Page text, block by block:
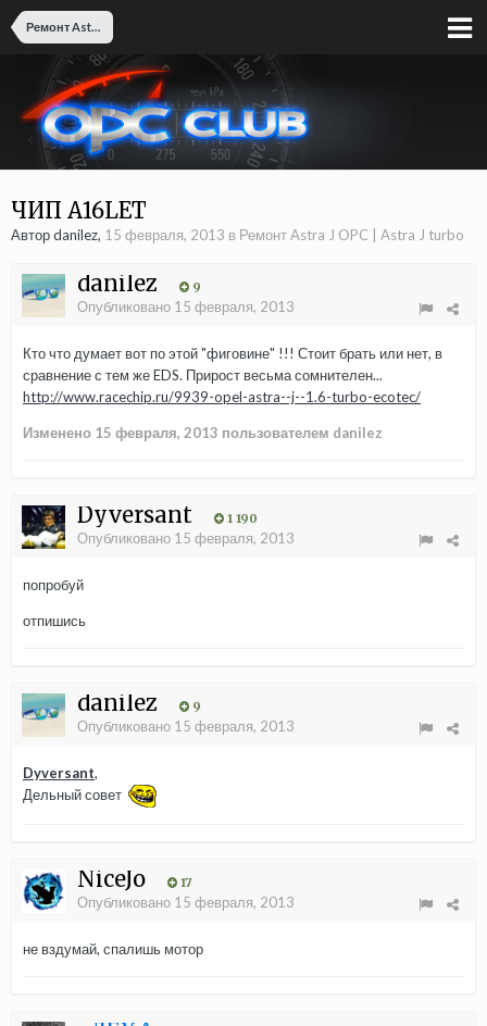
Ремонт Astra J OPC | Astra J turbo
ЧИП A16LET
Автор danilez, 15 февраля, 2013 в Ремонт Astra J OPC | Astra J turbo
danilez 9
Опубликовано 15 февраля, 2013
Кто что думает вот по этой "фиговине" !!! Стоит брать или нет, в
сравнение с тем же EDS. Прирост весьма сомнителен...
http://www.racechip.ru/9939-opel-astra--j--1.6-turbo-ecotec/
Изменено 15 февраля, 2013 пользователем danilez
Dyversant 1 190
Опубликовано 15 февраля, 2013
попробуй
отпишись
danilez 9
Опубликовано 15 февраля, 2013
Dyversant,
Дельный совет
NiceJo 17
Опубликовано 15 февраля, 2013
не вздумай, спалишь мотор